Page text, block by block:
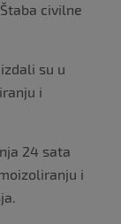
civilne
su u
i
24 sata
i